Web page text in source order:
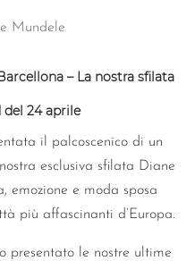
Mundele
– La nostra sfilata
del 24 aprile
il palcoscenico di un
esclusiva sfilata Diane
emozione e moda sposa
più affascinanti d’Europa.
presentato le nostre ultime